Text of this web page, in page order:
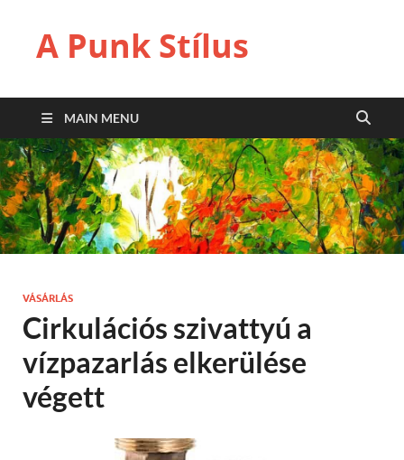
A Punk Stílus
MAIN MENU
VÁSÁRLÁS
Cirkulációs szivattyú a
vízpazarlás elkerülése
végett